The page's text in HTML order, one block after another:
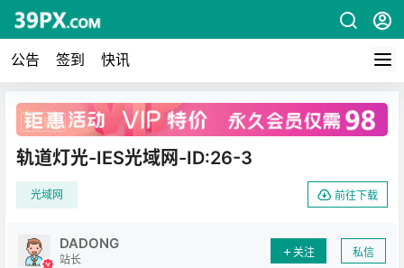
公告 签到 快讯
广告
轨道灯光-IES光域网-ID:26-3
光域网 前往下载
DADONG
站长
关注 私信